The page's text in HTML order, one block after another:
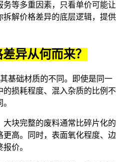
等多重因素，只看单价可能让
解价格差异的底层逻辑，提供
异从何而来？
基础材质的不同。即使是同一
损耗程度、混入杂质的比例不
块完整的废料通常比碎片化的
高。同时，表面氧化程度、边
价。